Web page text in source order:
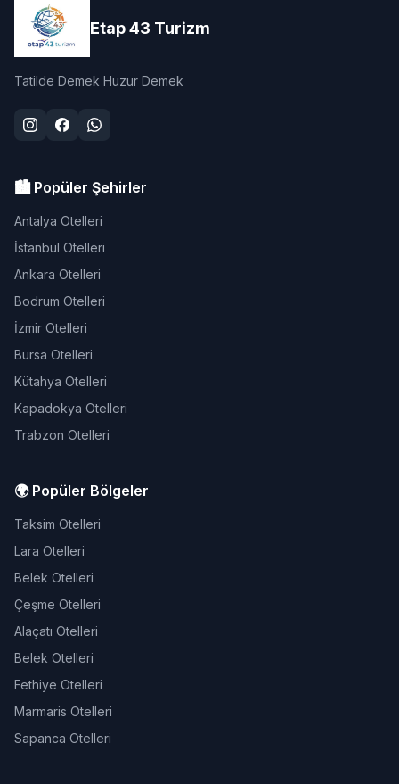
Etap 43 Turizm
Tatilde Demek Huzur Demek
🏙️ Popüler Şehirler
Antalya Otelleri
İstanbul Otelleri
Ankara Otelleri
Bodrum Otelleri
İzmir Otelleri
Bursa Otelleri
Kütahya Otelleri
Kapadokya Otelleri
Trabzon Otelleri
🌍 Popüler Bölgeler
Taksim Otelleri
Lara Otelleri
Belek Otelleri
Çeşme Otelleri
Alaçatı Otelleri
Belek Otelleri
Fethiye Otelleri
Marmaris Otelleri
Sapanca Otelleri